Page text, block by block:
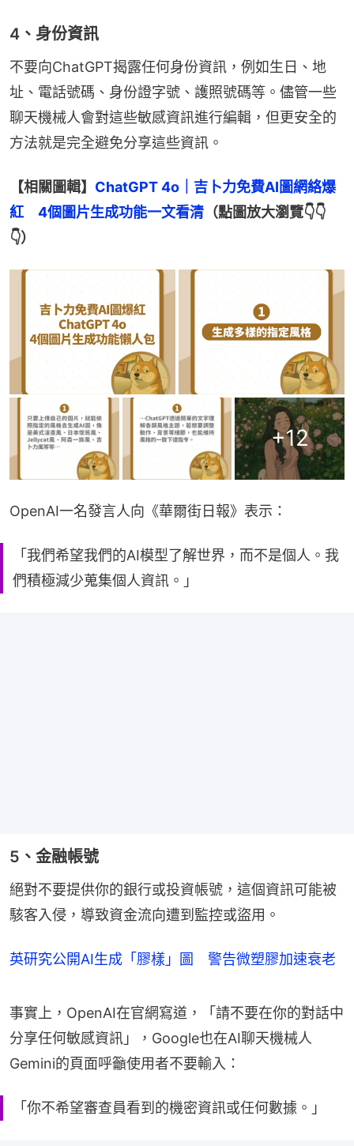
4、身份資訊
不要向ChatGPT揭露任何身份資訊，例如生日、地
址、電話號碼、身份證字號、護照號碼等。儘管一些
聊天機械人會對這些敏感資訊進行編輯，但更安全的
方法就是完全避免分享這些資訊。
【相關圖輯】 ChatGPT 4o｜吉卜力免費AI圖網絡爆
紅　4個圖片生成功能一文看清 （點圖放大瀏覽👇👇
👇）
+12
OpenAI一名發言人向《華爾街日報》表示：
「我們希望我們的AI模型了解世界，而不是個人。我
們積極減少蒐集個人資訊。」
5、金融帳號
絕對不要提供你的銀行或投資帳號，這個資訊可能被
駭客入侵，導致資金流向遭到監控或盜用。
英研究公開AI生成「膠樣」圖 警告微塑膠加速衰老
事實上，OpenAI在官網寫道，「請不要在你的對話中
分享任何敏感資訊」，Google也在AI聊天機械人
Gemini的頁面呼籲使用者不要輸入：
「你不希望審查員看到的機密資訊或任何數據。」